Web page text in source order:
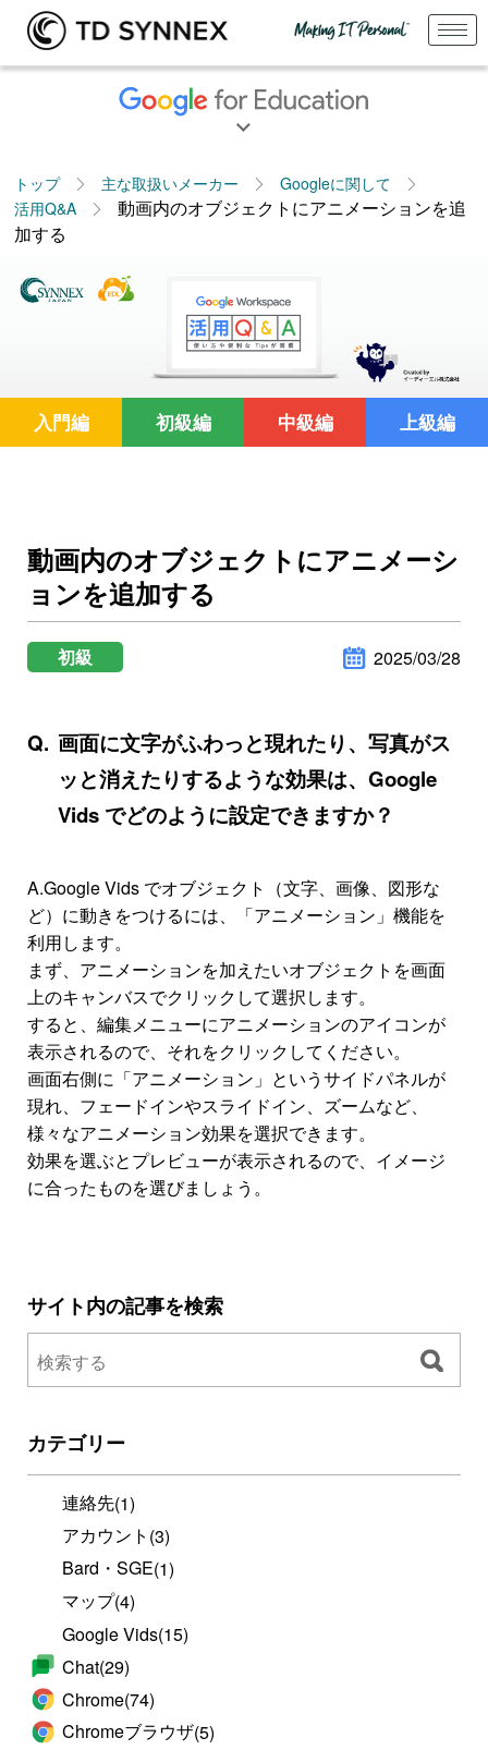
トップ 主な取扱いメーカー
Googleに関して
活用Q&A
動画内のオブジェクトにアニメーションを追
加する
入門編 初級編 中級編 上級編
動画内のオブジェクトにアニメーシ
ョンを追加する
初級 2025/03/28
画面に文字がふわっと現れたり、写真がス
ッと消えたりするような効果は、Google
Vids でどのように設定できますか？
A.Google Vids でオブジェクト（文字、画像、図形な
ど）に動きをつけるには、「アニメーション」機能を
利用します。
まず、アニメーションを加えたいオブジェクトを画面
上のキャンバスでクリックして選択します。
すると、編集メニューにアニメーションのアイコンが
表示されるので、それをクリックしてください。
画面右側に「アニメーション」というサイドパネルが
現れ、フェードインやスライドイン、ズームなど、
様々なアニメーション効果を選択できます。
効果を選ぶとプレビューが表示されるので、イメージ
に合ったものを選びましょう。
サイト内の記事を検索
カテゴリー
連絡先(1)
アカウント (3)
Bard・SGE(1)
マップ(4)
Google Vids(15)
Chat(29)
Chrome(74)
Chromeブラウザ(5)